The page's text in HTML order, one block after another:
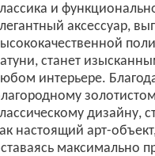
и
аксессуар,
станет
интерьере.
дизайну,
настоящий арт-
максимально